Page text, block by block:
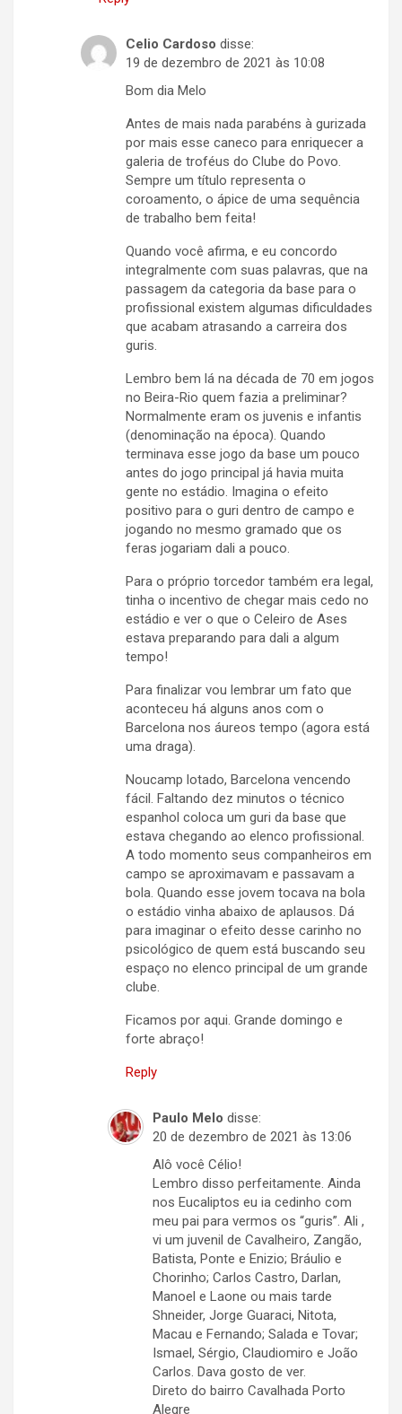
Celio Cardoso disse:
19 de dezembro de 2021 às 10:08
Bom dia Melo
Antes de mais nada parabéns à gurizada
por mais esse caneco para enriquecer a
galeria de troféus do Clube do Povo.
Sempre um título representa o
coroamento, o ápice de uma sequência
de trabalho bem feita!
Quando você afirma, e eu concordo
integralmente com suas palavras, que na
passagem da categoria da base para o
profissional existem algumas dificuldades
que acabam atrasando a carreira dos
guris.
Lembro bem lá na década de 70 em jogos
no Beira-Rio quem fazia a preliminar?
Normalmente eram os juvenis e infantis
(denominação na época). Quando
terminava esse jogo da base um pouco
antes do jogo principal já havia muita
gente no estádio. Imagina o efeito
positivo para o guri dentro de campo e
jogando no mesmo gramado que os
feras jogariam dali a pouco.
Para o próprio torcedor também era legal,
tinha o incentivo de chegar mais cedo no
estádio e ver o que o Celeiro de Ases
estava preparando para dali a algum
tempo!
Para finalizar vou lembrar um fato que
aconteceu há alguns anos com o
Barcelona nos áureos tempo (agora está
uma draga).
Noucamp lotado, Barcelona vencendo
fácil. Faltando dez minutos o técnico
espanhol coloca um guri da base que
estava chegando ao elenco profissional.
A todo momento seus companheiros em
campo se aproximavam e passavam a
bola. Quando esse jovem tocava na bola
o estádio vinha abaixo de aplausos. Dá
para imaginar o efeito desse carinho no
psicológico de quem está buscando seu
espaço no elenco principal de um grande
clube.
Ficamos por aqui. Grande domingo e
forte abraço!
Reply
Paulo Melo disse:
20 de dezembro de 2021 às 13:06
Alô você Célio!
Lembro disso perfeitamente. Ainda
nos Eucaliptos eu ia cedinho com
meu pai para vermos os “guris”. Ali ,
vi um juvenil de Cavalheiro, Zangão,
Batista, Ponte e Enizio; Bráulio e
Chorinho; Carlos Castro, Darlan,
Manoel e Laone ou mais tarde
Shneider, Jorge Guaraci, Nitota,
Macau e Fernando; Salada e Tovar;
Ismael, Sérgio, Claudiomiro e João
Carlos. Dava gosto de ver.
Direto do bairro Cavalhada Porto
Alegre